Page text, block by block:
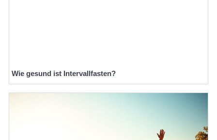
Wie gesund ist Intervallfasten?